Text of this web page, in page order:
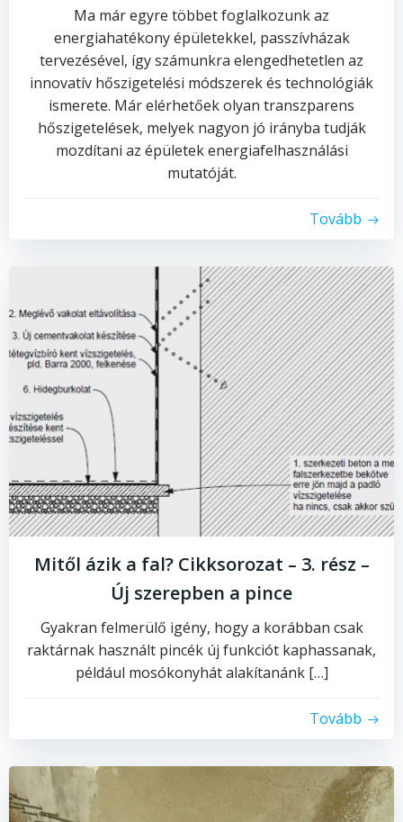
Ma már egyre többet foglalkozunk az
energiahatékony épületekkel, passzívházak
tervezésével, így számunkra elengedhetetlen az
innovatív hőszigetelési módszerek és technológiák
ismerete. Már elérhetőek olyan transzparens
hőszigetelések, melyek nagyon jó irányba tudják
mozdítani az épületek energiafelhasználási
mutatóját.
Tovább
Mitől ázik a fal? Cikksorozat – 3. rész –
Új szerepben a pince
Gyakran felmerülő igény, hogy a korábban csak
raktárnak használt pincék új funkciót kaphassanak,
például mosókonyhát alakítanánk […]
Tovább